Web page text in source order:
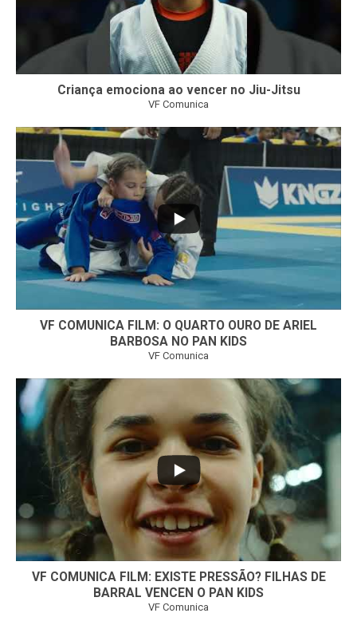
Criança emociona ao vencer no Jiu-Jitsu
VF Comunica
...
VF COMUNICA FILM: O QUARTO OURO DE ARIEL
BARBOSA NO PAN KIDS
VF Comunica
...
32
VF COMUNICA FILM: EXISTE PRESSÃO? FILHAS DE
BARRAL VENCEN O PAN KIDS
VF Comunica